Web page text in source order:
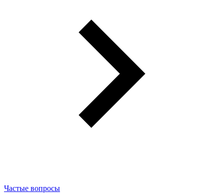
Частые вопросы